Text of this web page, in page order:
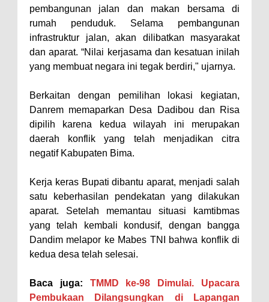
Kelautan dan Perikanan
Pemkot Jawab Pandangan
Umum Fraksi DPRD terhadap
Raperda Pertanggungjawaban
Pimpin Upacara HUT
Bhayangkara Ke-80, Kapolres
Bima: Jadikan Tugas Sebagai
Ibadah, Kepercayaan Rakyat
Kado HUT Bhayangkara Ke-80,
Kapolres Bima Pimpin Kenaikan
Pangkat 42 Personel
Bakti Sosial Bhayangkara Ke-80,
Satsamapta Polres Bima Bantu
Warga Dena Hadapi Krisis Air
Bersih
pembangunan jalan dan makan bersama di
rumah penduduk. Selama pembangunan
infrastruktur jalan, akan dilibatkan masyarakat
dan aparat. “Nilai kerjasama dan kesatuan inilah
yang membuat negara ini tegak berdiri," ujarnya.
Berkaitan dengan pemilihan lokasi kegiatan,
Danrem memaparkan Desa Dadibou dan Risa
dipilih karena kedua wilayah ini merupakan
daerah konflik yang telah menjadikan citra
negatif Kabupaten Bima.
Kerja keras Bupati dibantu aparat, menjadi salah
satu keberhasilan pendekatan yang dilakukan
aparat. Setelah memantau situasi kamtibmas
yang telah kembali kondusif, dengan bangga
Dandim melapor ke Mabes TNI bahwa konflik di
kedua desa telah selesai.
Baca juga: TMMD ke-98 Dimulai. Upacara
Pembukaan Dilangsungkan di Lapangan